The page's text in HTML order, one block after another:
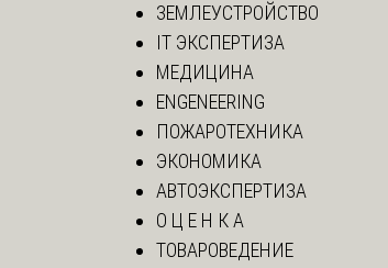
ЗЕМЛЕУСТРОЙСТВО
IT ЭКСПЕРТИЗА
МЕДИЦИНА
ENGENEERING
ПОЖАРОТЕХНИКА
ЭКОНОМИКА
АВТОЭКСПЕРТИЗА
О Ц Е Н К А
ТОВАРОВЕДЕНИЕ